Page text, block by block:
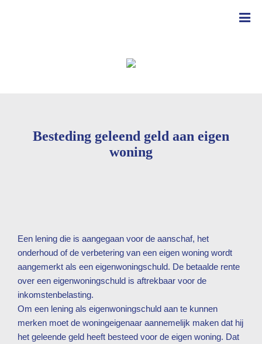
Besteding geleend geld aan eigen
woning
Een lening die is aangegaan voor de aanschaf, het
onderhoud of de verbetering van een eigen woning wordt
aangemerkt als een eigenwoningschuld. De betaalde rente
over een eigenwoningschuld is aftrekbaar voor de
inkomstenbelasting.
Om een lening als eigenwoningschuld aan te kunnen
merken moet de woningeigenaar aannemelijk maken dat hij
het geleende geld heeft besteed voor de eigen woning. Dat